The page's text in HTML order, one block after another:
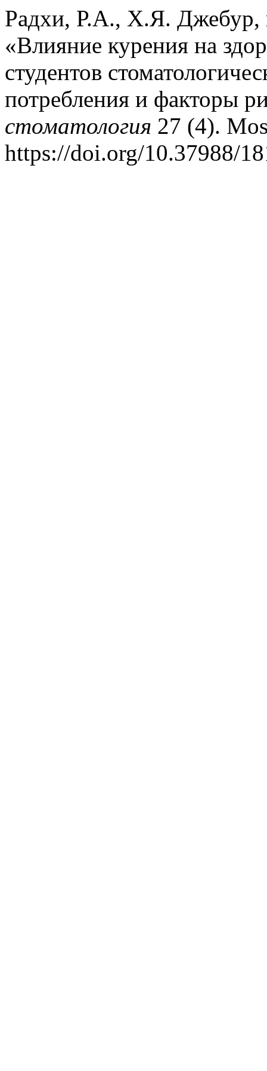
Радхи, Р.А., Х.Я.
«Влияние курения на
студентов
потребления и факторы
стоматология 27 (4).
https://doi.org/10.37988/